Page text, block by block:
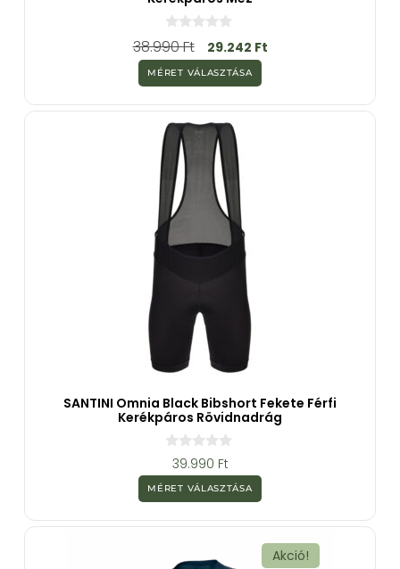
0
a
5
-
b
ő
l
38.990Ft 29.242 Ft
MÉRET VÁLASZTÁSA
SANTINI Omnia Black Bibshort Fekete Férfi
Kerékpáros Rövidnadrág
z
5
b
39.990 Ft
MÉRET VÁLASZTÁSA
Akció!